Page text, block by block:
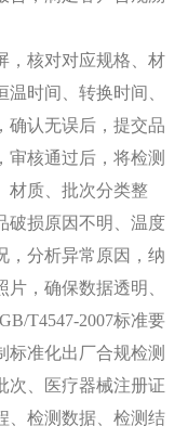
，核对对应规格、材
时间、转换时间、
确认无误后，提交品
审核通过后，将检测
材质、批次分类整
破损原因不明、温度
，分析异常原因，纳
，确保数据透明、
T4547-2007标准要
标准化出厂合规检测
次、医疗器械注册证
、检测数据、检测结